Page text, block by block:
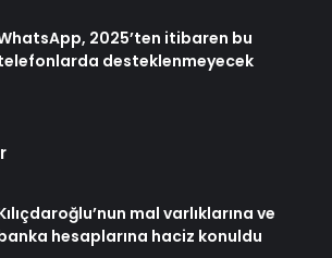
2025’ten itibaren bu
desteklenmeyecek
mal varlıklarına ve
hesaplarına haciz konuldu